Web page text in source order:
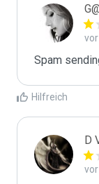
Spam
Hilfreich
D